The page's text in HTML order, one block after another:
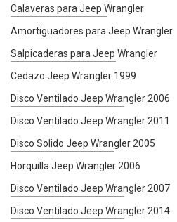
Calaveras para Jeep Wrangler
Amortiguadores para Jeep Wrangler
Salpicaderas para Jeep Wrangler
Cedazo Jeep Wrangler 1999
Disco Ventilado Jeep Wrangler 2006
Disco Ventilado Jeep Wrangler 2011
Disco Solido Jeep Wrangler 2005
Horquilla Jeep Wrangler 2006
Disco Ventilado Jeep Wrangler 2007
Disco Ventilado Jeep Wrangler 2014